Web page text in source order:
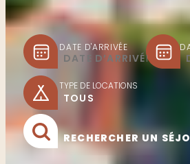
DATE D'ARRIVÉE
TYPE DE LOCATIONS
RECHERCHER UN